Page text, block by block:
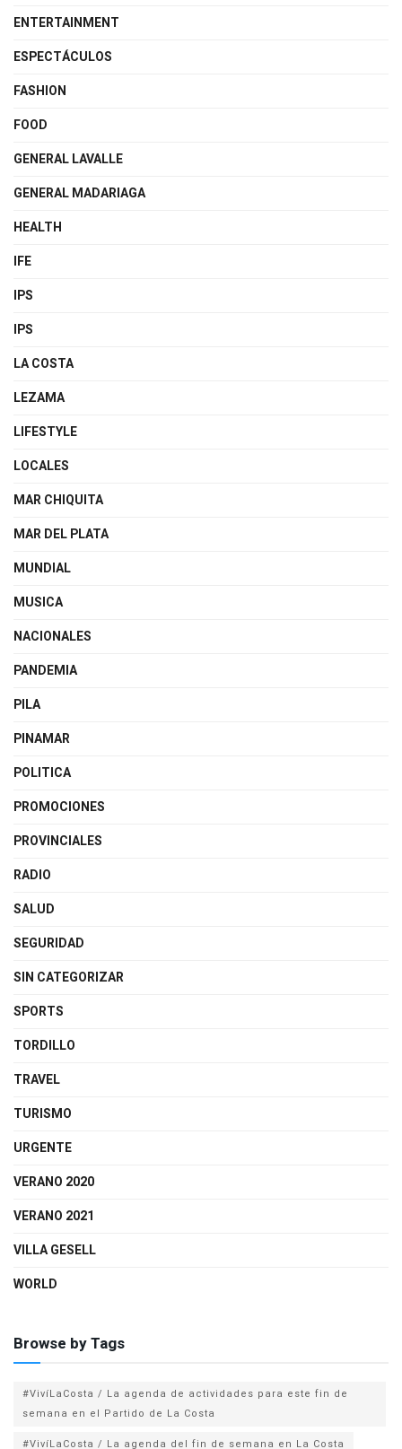
ENTERTAINMENT
ESPECTÁCULOS
FASHION
FOOD
GENERAL LAVALLE
GENERAL MADARIAGA
HEALTH
IFE
IPS
IPS
LA COSTA
LEZAMA
LIFESTYLE
LOCALES
MAR CHIQUITA
MAR DEL PLATA
MUNDIAL
MUSICA
NACIONALES
PANDEMIA
PILA
PINAMAR
POLITICA
PROMOCIONES
PROVINCIALES
RADIO
SALUD
SEGURIDAD
SIN CATEGORIZAR
SPORTS
TORDILLO
TRAVEL
TURISMO
URGENTE
VERANO 2020
VERANO 2021
VILLA GESELL
WORLD
Browse by Tags
#VivíLaCosta / La agenda de actividades para este fin de
semana en el Partido de La Costa
#VivíLaCosta / La agenda del fin de semana en La Costa